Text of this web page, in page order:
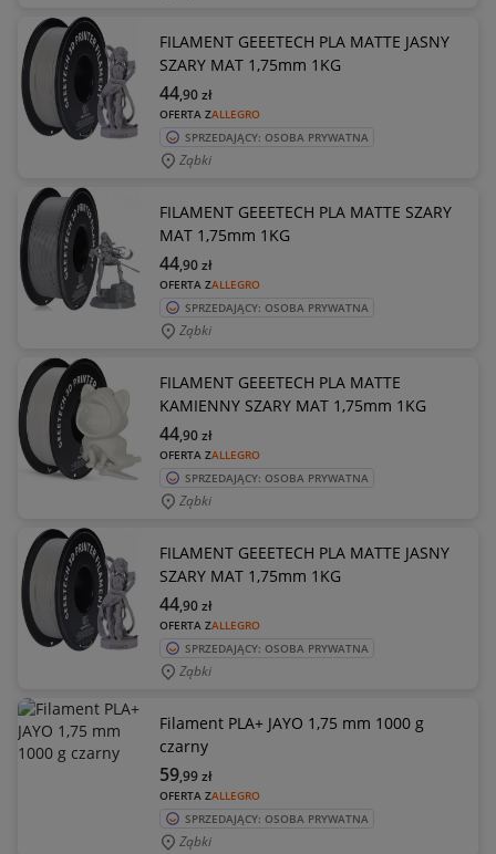
FILAMENT GEEETECH PLA MATTE JASNY
SZARY MAT 1,75mm 1KG
OFERTA ZALLEGRO
44,90zł
SPRZEDAJĄCY: OSOBA PRYWATNA
Ząbki
FILAMENT GEEETECH PLA MATTE SZARY
MAT 1,75mm 1KG
OFERTA ZALLEGRO
44,90zł
SPRZEDAJĄCY: OSOBA PRYWATNA
Ząbki
FILAMENT GEEETECH PLA MATTE
KAMIENNY SZARY MAT 1,75mm 1KG
OFERTA ZALLEGRO
44,90zł
SPRZEDAJĄCY: OSOBA PRYWATNA
Ząbki
FILAMENT GEEETECH PLA MATTE JASNY
SZARY MAT 1,75mm 1KG
OFERTA ZALLEGRO
44,90zł
SPRZEDAJĄCY: OSOBA PRYWATNA
Ząbki
Filament PLA+ JAYO 1,75 mm 1000 g
czarny
OFERTA ZALLEGRO
59,99zł
SPRZEDAJĄCY: OSOBA PRYWATNA
Ząbki